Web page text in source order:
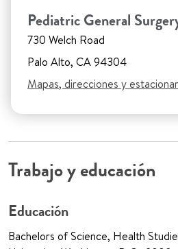
Pediatric General
730 Welch Road
Palo Alto, CA 94304
Mapas, direcciones y
Trabajo y educación
Educación
Bachelors of Science, Health